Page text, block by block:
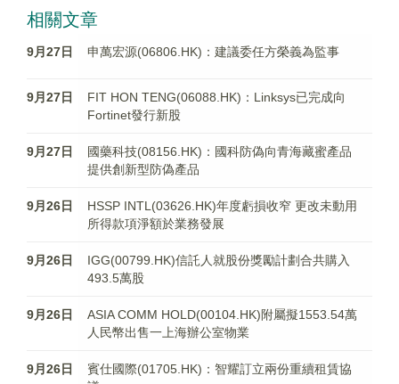
相關文章
9月27日 申萬宏源(06806.HK)：建議委任方榮義為監事
9月27日
FIT HON TENG(06088.HK)：Linksys已完成向
Fortinet發行新股
9月27日
國藥科技(08156.HK)：國科防偽向青海藏蜜產品
提供創新型防偽產品
9月26日
HSSP INTL(03626.HK)年度虧損收窄 更改未動用
所得款項淨額於業務發展
9月26日
IGG(00799.HK)信託人就股份獎勵計劃合共購入
493.5萬股
9月26日
ASIA COMM HOLD(00104.HK)附屬擬1553.54萬
人民幣出售一上海辦公室物業
9月26日
賓仕國際(01705.HK)：智耀訂立兩份重續租賃協